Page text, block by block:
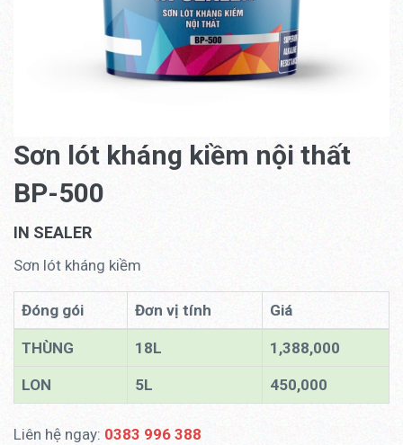
Sơn lót kháng kiềm nội thất
BP-500
IN SEALER
Sơn lót kháng kiềm
Đóng gói Đơn vị tính Giá
THÙNG 18L 1,388,000
LON 5L 450,000
Liên hệ ngay: 0383 996 388